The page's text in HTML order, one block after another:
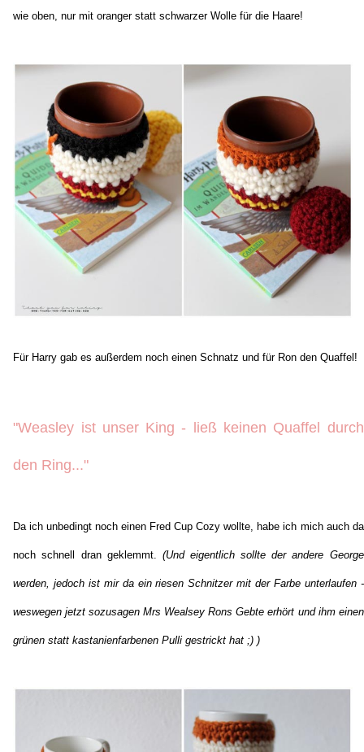
wie oben, nur mit oranger statt schwarzer Wolle für die Haare!
Für Harry gab es außerdem noch einen Schnatz und für Ron den Quaffel!
"Weasley ist unser King - ließ keinen Quaffel durch
den Ring..."
Da ich unbedingt noch einen Fred Cup Cozy wollte, habe ich mich auch da
noch schnell dran geklemmt. (Und eigentlich sollte der andere George
werden, jedoch ist mir da ein riesen Schnitzer mit der Farbe unterlaufen -
weswegen jetzt sozusagen Mrs Wealsey Rons Gebte erhört und ihm einen
grünen statt kastanienfarbenen Pulli gestrickt hat ;) )